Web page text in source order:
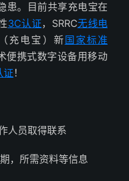
患。目前共享充电宝在
3C认证，SRRC无线电
充电宝）新国家标准
便携式数字设备用移动
证！
人员取得联系
，所需资料等信息